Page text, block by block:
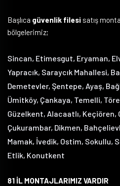
Başlıca güvenlik filesi satış
bölgelerimiz;
Sincan, Etimesgut, Eryaman,
Yapracık, Saraycık Mahallesi,
Demetevler, Şentepe, Ayaş,
Ümitköy, Çankaya, Temelli,
Güzelkent, Alacaatlı, Keçiören,
Çukurambar, Dikmen,
Mamak, İvedik, Ostim, Sokullu,
Etlik, Konutkent
81 İL MONTAJLARIMIZ VARDIR